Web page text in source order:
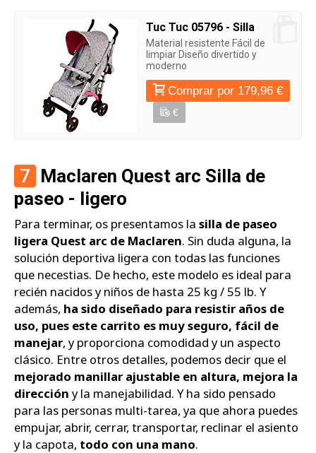
Tuc Tuc 05796 - Silla
Material resistente Fácil de
limpiar Diseño divertido y
moderno
Comprar por 179,96 €
€
7 Maclaren Quest arc Silla de
paseo - ligero
Para terminar, os presentamos la silla de paseo
ligera Quest arc de Maclaren. Sin duda alguna, la
solución deportiva ligera con todas las funciones
que necestias. De hecho, este modelo es ideal para
recién nacidos y niños de hasta 25 kg / 55 lb. Y
además, ha sido diseñado para resistir años de
uso, pues este carrito es muy seguro, fácil de
manejar, y proporciona comodidad y un aspecto
clásico. Entre otros detalles, podemos decir que el
mejorado manillar ajustable en altura, mejora la
dirección y la manejabilidad. Y ha sido pensado
para las personas multi-tarea, ya que ahora puedes
empujar, abrir, cerrar, transportar, reclinar el asiento
y la capota, todo con una mano.